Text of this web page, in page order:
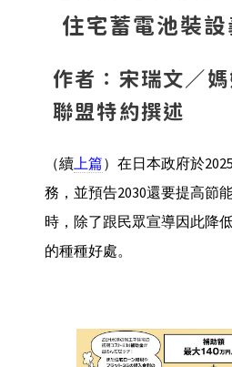
住宅蓄電池裝設
作者：宋瑞文／
聯盟特約撰述
（續上篇）在日本政府於
務，並預告2030還要提高節
時，除了跟民眾宣導因此降
的種種好處。